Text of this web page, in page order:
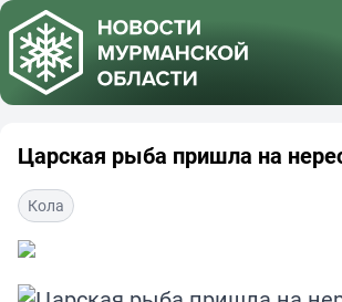
Царская рыба пришла на
Кола